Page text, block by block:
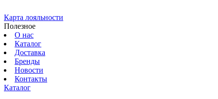
Карта лояльности
Полезное
О нас
Каталог
Доставка
Бренды
Новости
Контакты
Каталог